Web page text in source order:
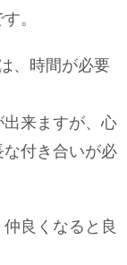
す時に注意したい
。
、時間が必要
来ますが、心
付き合いが必
良くなると良